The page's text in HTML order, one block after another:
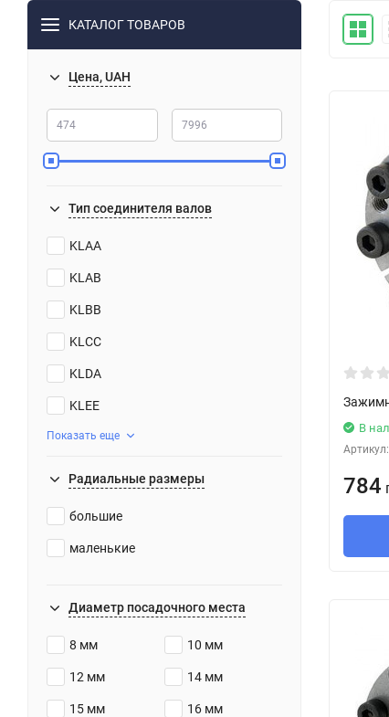
КАТАЛОГ ТОВАРОВ
Цена, UAH
Тип соединителя валов
KLAA
KLAB
KLBB
KLCC
KLDA
KLEE
Показать еще
Радиальные размеры
большие
маленькие
Диаметр посадочного места
8 мм 10 мм
12 мм 14 мм
15 мм 16 мм
В
784